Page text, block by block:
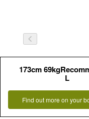
173cm
L
Find out more on your